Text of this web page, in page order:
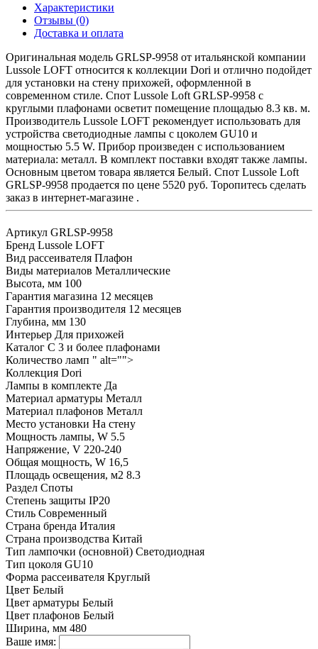
Характеристики
Отзывы (0)
Доставка и оплата
Оригинальная модель GRLSP-9958 от итальянской компании
Lussole LOFT относится к коллекции Dori и отлично подойдет
для установки на стену прихожей, оформленной в
современном стиле. Спот Lussole Loft GRLSP-9958 с
круглыми плафонами осветит помещение площадью 8.3 кв. м.
Производитель Lussole LOFT рекомендует использовать для
устройства светодиодные лампы с цоколем GU10 и
мощностью 5.5 W. Прибор произведен с использованием
материала: металл. В комплект поставки входят также лампы.
Основным цветом товара является Белый. Спот Lussole Loft
GRLSP-9958 продается по цене 5520 руб. Торопитесь сделать
заказ в интернет-магазине .
Артикул GRLSP-9958
Бренд Lussole LOFT
Вид рассеивателя Плафон
Виды материалов Металлические
Высота, мм 100
Гарантия магазина 12 месяцев
Гарантия производителя 12 месяцев
Глубина, мм 130
Интерьер Для прихожей
Каталог С 3 и более плафонами
Количество ламп " alt="">
Коллекция Dori
Лампы в комплекте Да
Материал арматуры Металл
Материал плафонов Металл
Место установки На стену
Мощность лампы, W 5.5
Напряжение, V 220-240
Общая мощность, W 16,5
Площадь освещения, м2 8.3
Раздел Споты
Степень защиты IP20
Стиль Современный
Страна бренда Италия
Страна производства Китай
Тип лампочки (основной) Светодиодная
Тип цоколя GU10
Форма рассеивателя Круглый
Цвет Белый
Цвет арматуры Белый
Цвет плафонов Белый
Ширина, мм 480
Ваше имя: